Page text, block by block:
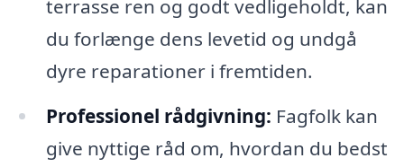
terrasse ren og godt vedligeholdt, kan
du forlænge dens levetid og undgå
dyre reparationer i fremtiden.
Professionel rådgivning: Fagfolk kan
give nyttige råd om, hvordan du bedst